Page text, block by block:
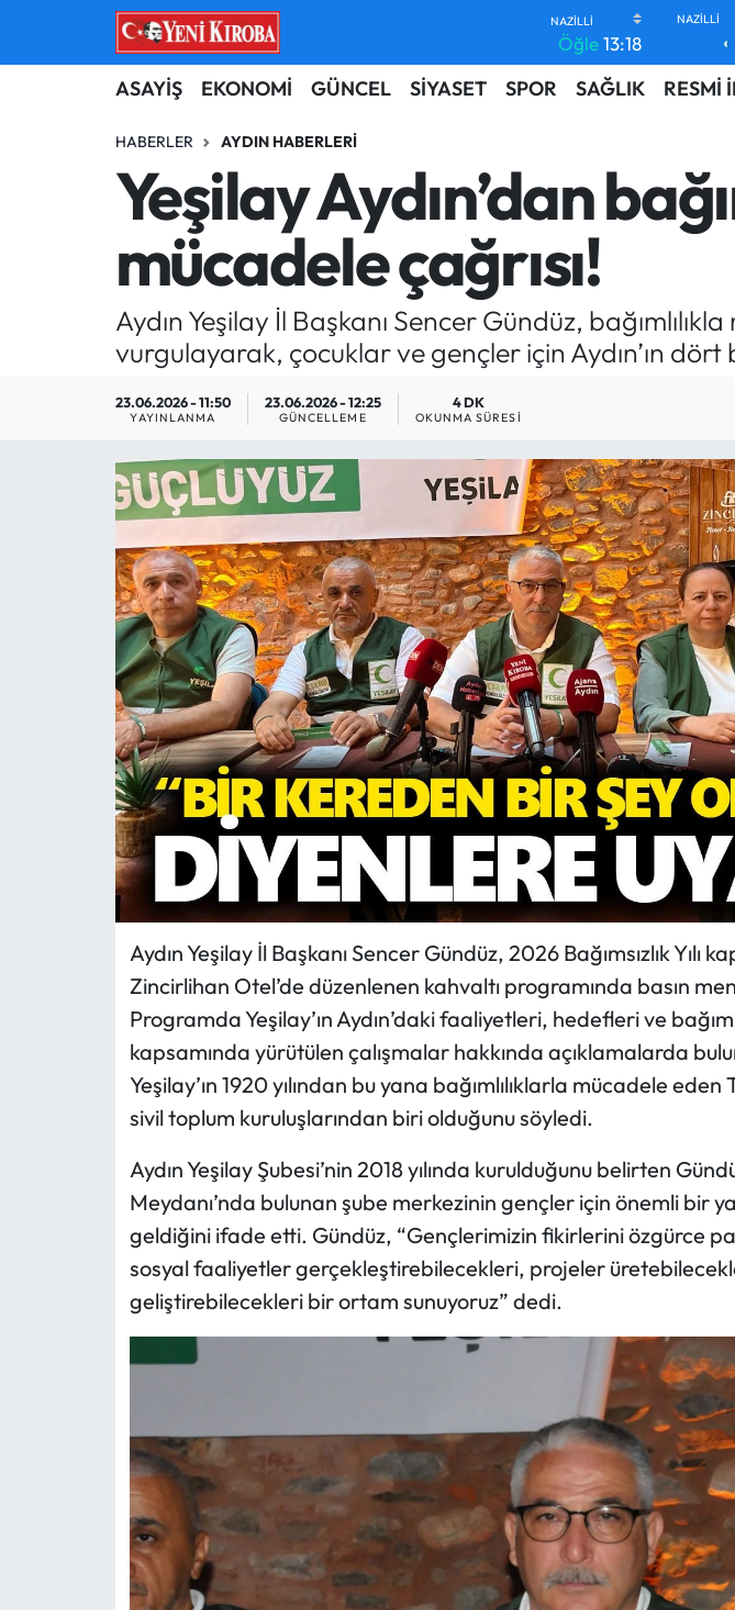
Öğle13:18
ASAYİŞ EKONOMİ GÜNCEL SİYASET SPOR SAĞLIK RESMİ
HABERLER AYDIN HABERLERI
Yeşilay Aydın’dan
mücadele çağrısı!
Aydın Yeşilay İl Başkanı Sencer Gündüz,
vurgulayarak, çocuklar ve gençler için Aydın’ın
23.06.2026 - 11:50
YAYINLANMA
23.06.2026 - 12:25
GÜNCELLEME
4 DK
OKUNMA SÜRESI
Aydın Yeşilay İl Başkanı Sencer Gündüz, 2026 Bağımsızlık Yılı
Zincirlihan Otel’de düzenlenen kahvaltı programında basın
Programda Yeşilay’ın Aydın’daki faaliyetleri, hedefleri ve
kapsamında yürütülen çalışmalar hakkında açıklamalarda
Yeşilay’ın 1920 yılından bu yana bağımlılıklarla mücadele eden
sivil toplum kuruluşlarından biri olduğunu söyledi.
Aydın Yeşilay Şubesi’nin 2018 yılında kurulduğunu belirten
Meydanı’nda bulunan şube merkezinin gençler için önemli bir
geldiğini ifade etti. Gündüz, “Gençlerimizin fikirlerini özgürce
sosyal faaliyetler gerçekleştirebilecekleri, projeler
geliştirebilecekleri bir ortam sunuyoruz” dedi.
ASAYİŞ
BİLİM-TEKNOLOJİ
DÜNYA
EĞİTİM
EKONOMİ
GÜNCEL
GÜNDEM
SAĞLIK
SİYASET
TARIM
TURİZM
YAŞAM
RESMİ İLANLAR
HABER İLAN
Aydın Nöbetçi Eczaneler
Aydın Hava Durumu
Aydin Namaz Vakitleri
Aydın Trafik Yoğunluk Haritası
Süper Lig Puan Durumu ve Fikstür
Tüm Manşetler
Son Dakika Haberleri
Haber Arşivi